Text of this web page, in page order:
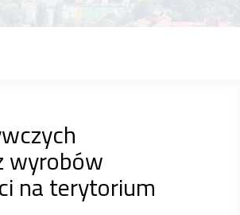
wyrobów
na terytorium